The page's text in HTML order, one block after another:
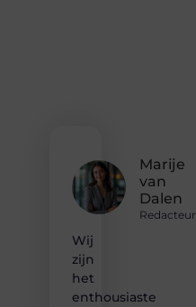
Marije
van
Dalen
Redacteur
Wij
zijn
het
enthousiaste